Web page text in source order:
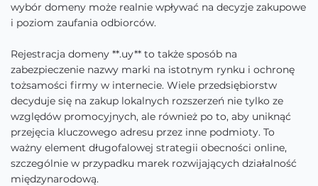
wybór domeny może realnie wpływać na decyzje zakupowe
i poziom zaufania odbiorców.
Rejestracja domeny **.uy** to także sposób na
zabezpieczenie nazwy marki na istotnym rynku i ochronę
tożsamości firmy w internecie. Wiele przedsiębiorstw
decyduje się na zakup lokalnych rozszerzeń nie tylko ze
względów promocyjnych, ale również po to, aby uniknąć
przejęcia kluczowego adresu przez inne podmioty. To
ważny element długofalowej strategii obecności online,
szczególnie w przypadku marek rozwijających działalność
międzynarodową.